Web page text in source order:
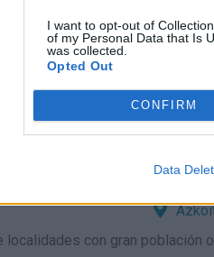
I want to opt-out of
of my Personal Data that Is
was collected.
Opted Out
CONFIRM
Data
carretera:
Urretxu desde localidades
localidades con gran población